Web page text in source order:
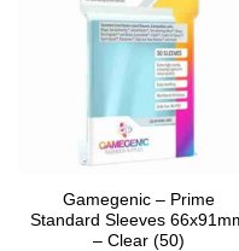
Gamegenic – Prime
Standard Sleeves
– Clear (50)